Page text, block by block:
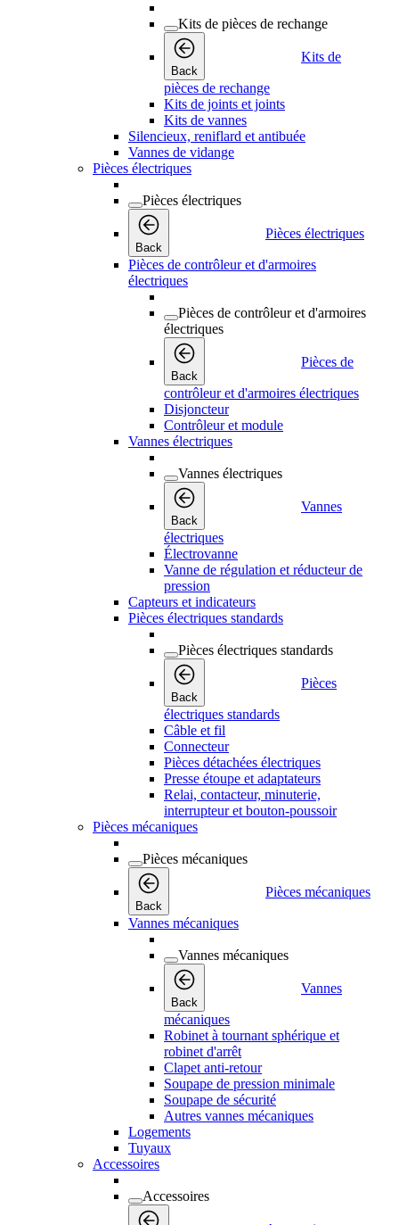
Kits de pièces de rechange
Back
Kits de
pièces de rechange
Kits de joints et joints
Kits de vannes
Silencieux, reniflard et antibuée
Vannes de vidange
Pièces électriques
Pièces électriques
Back
Pièces électriques
Pièces de contrôleur et d'armoires
électriques
Pièces de contrôleur et d'armoires
électriques
Back
Pièces de
contrôleur et d'armoires électriques
Disjoncteur
Contrôleur et module
Vannes électriques
Vannes électriques
Back
Vannes
électriques
Électrovanne
Vanne de régulation et réducteur de
pression
Capteurs et indicateurs
Pièces électriques standards
Pièces électriques standards
Back
Pièces
électriques standards
Câble et fil
Connecteur
Pièces détachées électriques
Presse étoupe et adaptateurs
Relai, contacteur, minuterie,
interrupteur et bouton-poussoir
Pièces mécaniques
Pièces mécaniques
Back
Pièces mécaniques
Vannes mécaniques
Vannes mécaniques
Back
Vannes
mécaniques
Robinet à tournant sphérique et
robinet d'arrêt
Clapet anti-retour
Soupape de pression minimale
Soupape de sécurité
Autres vannes mécaniques
Logements
Tuyaux
Accessoires
Accessoires